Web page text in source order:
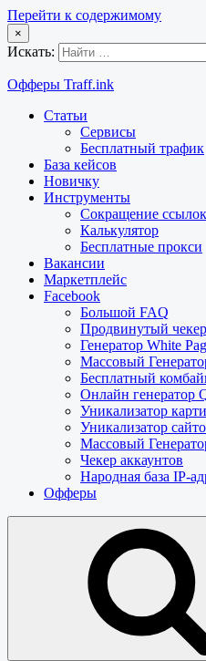
Перейти к содержимому
×
Искать:
Офферы Traff.ink
Статьи
Сервисы
Бесплатный трафик
База кейсов
Новичку
Инструменты
Сокращение ссылок
Калькулятор
Бесплатные прокси
Вакансии
Маркетплейс
Facebook
Большой FAQ
Продвинутый
Генератор White
Массовый
Бесплатный
Онлайн генератор
Уникализатор
Уникализатор
Массовый
Чекер аккаунтов
Народная база IP-
Офферы